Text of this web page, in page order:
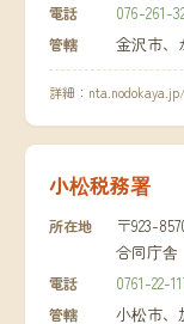
電話 076-261-
管轄 金沢市、
詳細：
小松税務署
所在地
〒923-
合同庁舎
電話 0761-22-
管轄 小松市、